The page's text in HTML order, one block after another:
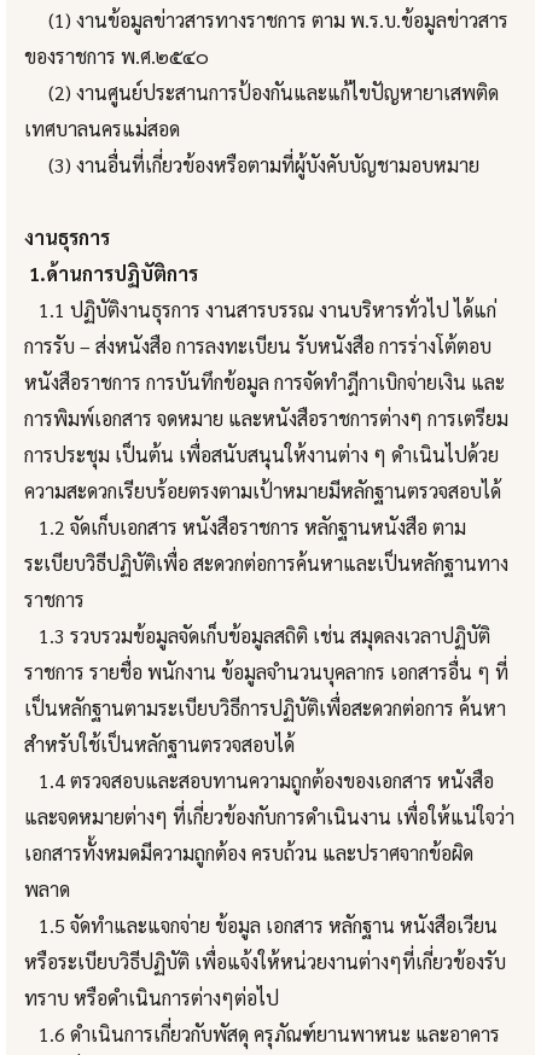
(1) งานข้อมูลข่าวสารทางราชการ ตาม พ.ร.บ.ข้อมูลข่าวสาร
ของราชการ พ.ศ.๒๕๔๐
(2) งานศูนย์ประสานการป้องกันและแก้ไขปัญหายาเสพติด
เทศบาลนครแม่สอด
(3) งานอื่นที่เกี่ยวข้องหรือตามที่ผู้บังคับบัญชามอบหมาย
งานธุรการ
1.ด้านการปฏิบัติการ
1.1 ปฏิบัติงานธุรการ งานสารบรรณ งานบริหารทั่วไป ได้แก่
การรับ – ส่งหนังสือ การลงทะเบียน รับหนังสือ การร่างโต้ตอบ
หนังสือราชการ การบันทึกข้อมูล การจัดทำฎีกาเบิกจ่ายเงิน และ
การพิมพ์เอกสาร จดหมาย และหนังสือราชการต่างๆ การเตรียม
การประชุม เป็นต้น เพื่อสนับสนุนให้งานต่าง ๆ ดำเนินไปด้วย
ความสะดวกเรียบร้อยตรงตามเป้าหมายมีหลักฐานตรวจสอบได้
1.2 จัดเก็บเอกสาร หนังสือราชการ หลักฐานหนังสือ ตาม
ระเบียบวิธีปฏิบัติเพื่อ สะดวกต่อการค้นหาและเป็นหลักฐานทาง
ราชการ
1.3 รวบรวมข้อมูลจัดเก็บข้อมูลสถิติ เช่น สมุดลงเวลาปฏิบัติ
ราชการ รายชื่อ พนักงาน ข้อมูลจำนวนบุคลากร เอกสารอื่น ๆ ที่
เป็นหลักฐานตามระเบียบวิธีการปฏิบัติเพื่อสะดวกต่อการ ค้นหา
สำหรับใช้เป็นหลักฐานตรวจสอบได้
1.4 ตรวจสอบและสอบทานความถูกต้องของเอกสาร หนังสือ
และจดหมายต่างๆ ที่เกี่ยวข้องกับการดำเนินงาน เพื่อให้แน่ใจว่า
เอกสารทั้งหมดมีความถูกต้อง ครบถ้วน และปราศจากข้อผิด
พลาด
1.5 จัดทำและแจกจ่าย ข้อมูล เอกสาร หลักฐาน หนังสือเวียน
หรือระเบียบวิธีปฏิบัติ เพื่อแจ้งให้หน่วยงานต่างๆที่เกี่ยวข้องรับ
ทราบ หรือดำเนินการต่างๆต่อไป
1.6 ดำเนินการเกี่ยวกับพัสดุ ครุภัณฑ์ยานพาหนะ และอาคาร